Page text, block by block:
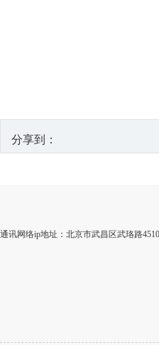
分享到：
通讯网络ip地址：北京市武昌区武珞路